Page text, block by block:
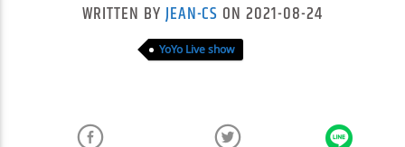
WRITTEN BY JEAN-CS ON 2021-08-24
YoYo Live show